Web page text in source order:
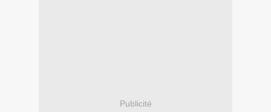
Publicité